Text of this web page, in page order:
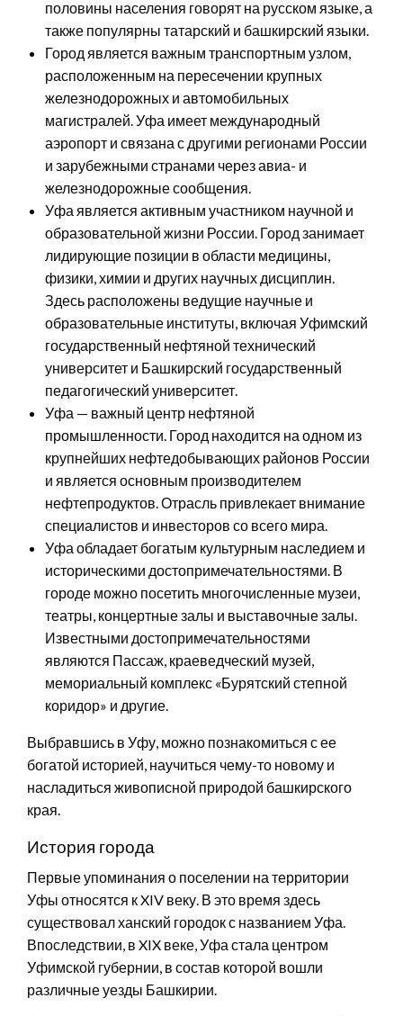
половины населения говорят на русском языке, а
также популярны татарский и башкирский языки.
Город является важным транспортным узлом,
расположенным на пересечении крупных
железнодорожных и автомобильных
магистралей. Уфа имеет международный
аэропорт и связана с другими регионами России
и зарубежными странами через авиа- и
железнодорожные сообщения.
Уфа является активным участником научной и
образовательной жизни России. Город занимает
лидирующие позиции в области медицины,
физики, химии и других научных дисциплин.
Здесь расположены ведущие научные и
образовательные институты, включая Уфимский
государственный нефтяной технический
университет и Башкирский государственный
педагогический университет.
Уфа — важный центр нефтяной
промышленности. Город находится на одном из
крупнейших нефтедобывающих районов России
и является основным производителем
нефтепродуктов. Отрасль привлекает внимание
специалистов и инвесторов со всего мира.
Уфа обладает богатым культурным наследием и
историческими достопримечательностями. В
городе можно посетить многочисленные музеи,
театры, концертные залы и выставочные залы.
Известными достопримечательностями
являются Пассаж, краеведческий музей,
мемориальный комплекс «Бурятский степной
коридор» и другие.
Выбравшись в Уфу, можно познакомиться с ее
богатой историей, научиться чему-то новому и
насладиться живописной природой башкирского
края.
История города
Первые упоминания о поселении на территории
Уфы относятся к XIV веку. В это время здесь
существовал ханский городок с названием Уфа.
Впоследствии, в XIX веке, Уфа стала центром
Уфимской губернии, в состав которой вошли
различные уезды Башкирии.